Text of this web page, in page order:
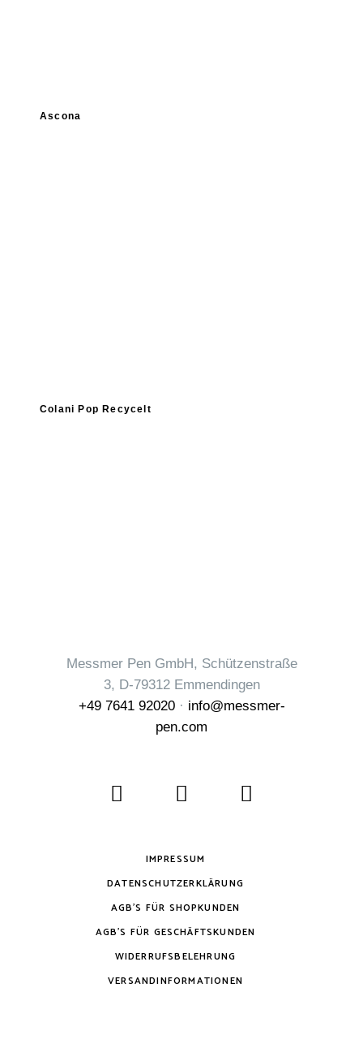
Ascona
Colani Pop Recycelt
Messmer Pen GmbH, Schützenstraße
3, D-79312 Emmendingen
+49 7641 92020· info@messmer-
pen.com
IMPRESSUM
DATENSCHUTZERKLÄRUNG
AGB’S FÜR SHOPKUNDEN
AGB’S FÜR GESCHÄFTSKUNDEN
WIDERRUFSBELEHRUNG
VERSANDINFORMATIONEN